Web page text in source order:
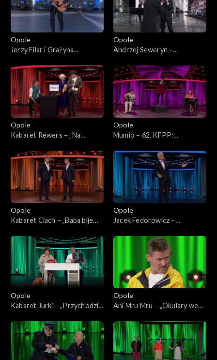
Cygana”
Opole
Jerzy Filar i Grażyna
62. KFPP: Koncert „Trzy
ćwiartki Jacka Cygana”
Opole
Andrzej Seweryn –
Koncert „Trzy ćwiartki Jacka
Cygana”
Opole
Kabaret Rewers – „Na
„KabareTYM”
Opole
Mumio – 62. KFPP:
Opole
Kabaret Ciach – „Baba bije
„KabareTYM”
Opole
Jacek Fedorowicz –
„KabareTYM”
Opole
Kabaret Jurki – „Przychodzi
„KabareTYM”
Opole
Ani Mru Mru – „Okulary we
„KabareTYM”